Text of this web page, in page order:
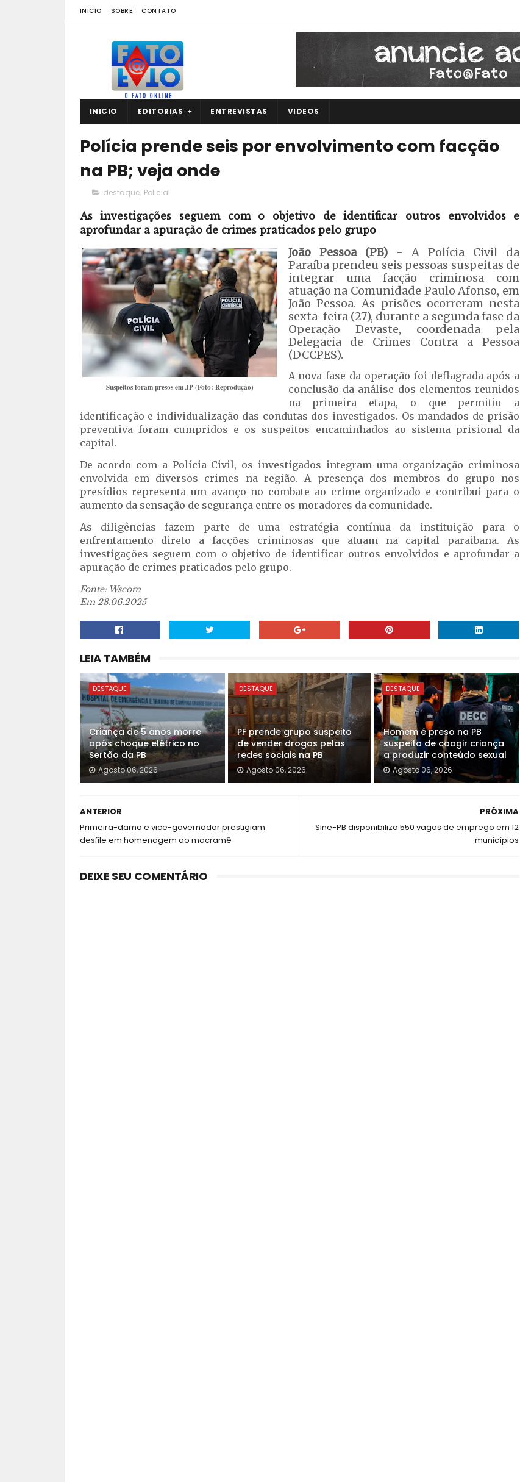
INICIO SOBRE CONTATO
INICIO EDITORIAS ENTREVISTAS VIDEOS
Polícia prende seis por envolvimento com facção
na PB; veja onde
destaque, Policial
As investigações seguem com o objetivo de identificar outros envolvidos e
aprofundar a apuração de crimes praticados pelo grupo
Suspeitos foram presos em JP (Foto: Reprodução)
João Pessoa (PB)- A Polícia Civil da
Paraíba prendeu seis pessoas suspeitas de
integrar uma facção criminosa com
atuação na Comunidade Paulo Afonso, em
João Pessoa. As prisões ocorreram nesta
sexta-feira (27), durante a segunda fase da
Operação Devaste, coordenada pela
Delegacia de Crimes Contra a Pessoa
(DCCPES).
A nova fase da operação foi deflagrada após a
conclusão da análise dos elementos reunidos
na primeira etapa, o que permitiu a
identificação e individualização das condutas dos investigados. Os mandados de prisão
preventiva foram cumpridos e os suspeitos encaminhados ao sistema prisional da
capital.
De acordo com a Polícia Civil, os investigados integram uma organização criminosa
envolvida em diversos crimes na região. A presença dos membros do grupo nos
presídios representa um avanço no combate ao crime organizado e contribui para o
aumento da sensação de segurança entre os moradores da comunidade.
As diligências fazem parte de uma estratégia contínua da instituição para o
enfrentamento direto a facções criminosas que atuam na capital paraibana. As
investigações seguem com o objetivo de identificar outros envolvidos e aprofundar a
apuração de crimes praticados pelo grupo.
Fonte: Wscom
Em 28.06.2025
LEIA TAMBÉM
DESTAQUE
Criança de 5 anos morre
após choque elétrico no
Sertão da PB
Agosto 06, 2026
DESTAQUE
PF prende grupo suspeito
de vender drogas pelas
redes sociais na PB
Agosto 06, 2026
DESTAQUE
Homem é preso na PB
suspeito de coagir criança
a produzir conteúdo sexual
Agosto 06, 2026
PRÓXIMA
Sine-PB disponibiliza 550 vagas de emprego em 12
municípios
ANTERIOR
Primeira-dama e vice-governador prestigiam
desfile em homenagem ao macramê
DEIXE SEU COMENTÁRIO